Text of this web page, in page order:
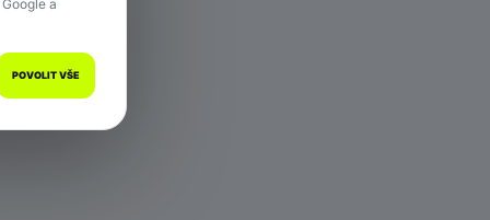
a
POVOLIT VŠE